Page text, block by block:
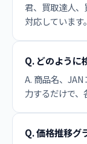
君、買取達人
対応しています。
Q. どのように
A. 商品名、
力するだけで、
Q. 価格推移グ